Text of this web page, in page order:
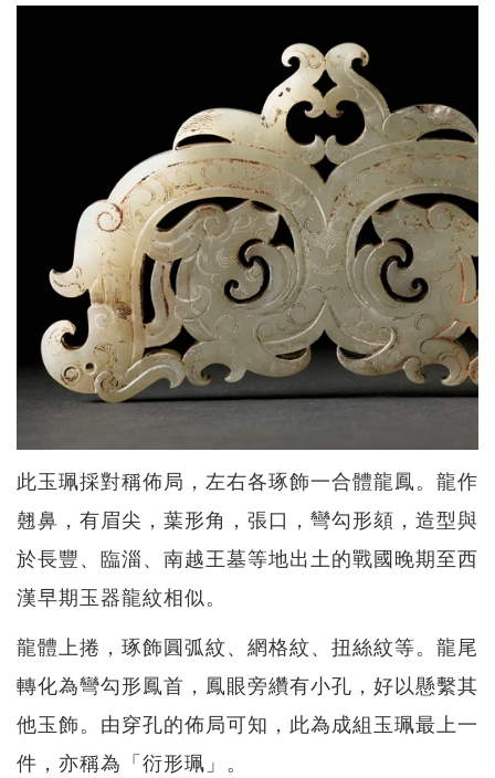
此玉珮採對稱佈局，左右各琢飾一合體龍鳳。龍作
翹鼻，有眉尖，葉形角，張口，彎勾形頦，造型與
於長豐、臨淄、南越王墓等地出土的戰國晚期至西
漢早期玉器龍紋相似。
龍體上捲，琢飾圓弧紋、網格紋、扭絲紋等。龍尾
轉化為彎勾形鳳首，鳳眼旁纘有小孔，好以懸繫其
他玉飾。由穿孔的佈局可知，此為成組玉珮最上一
件，亦稱為「衍形珮」。